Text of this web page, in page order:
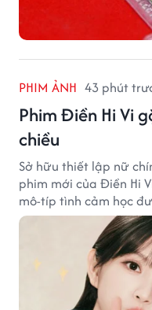
PHIM ẢNH 43 phút
Phim Điền Hi Vi
chiều
Sở hữu thiết lập nữ
phim mới của Điền Hi
mô-típ tình cảm học